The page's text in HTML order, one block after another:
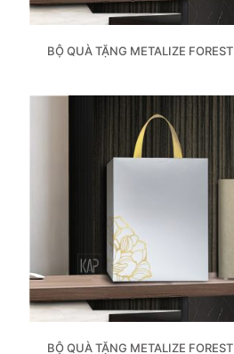
BỘ QUÀ TẶNG METALIZE FOREST
BỘ QUÀ TẶNG METALIZE FOREST